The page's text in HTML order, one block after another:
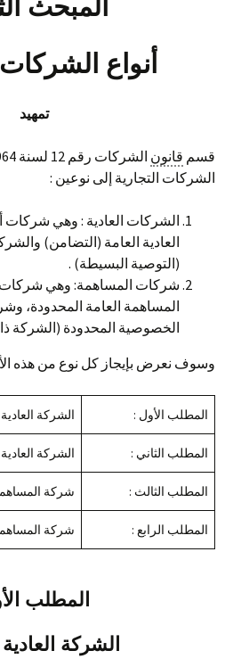
أنواع الشركات
تمهيد
قسم قانون
الشركات التجارية إلى نوعين :
الشركات العادية : وهي
العادية العامة (التضامن)
(التوصية البسيطة) .
شركات المساهمة: وهي
المساهمة العامة المحدودة،
الخصوصية المحدودة (الشركة
وسوف نعرض بإيجاز كل نوع من هذه
المطلب الأول : الشركة
المطلب الثاني : الشركة
المطلب الثالث : شركة
المطلب الرابع : شركة
المطلب
الشركة